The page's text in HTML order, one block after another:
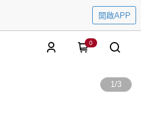
開啟APP
0
1/3